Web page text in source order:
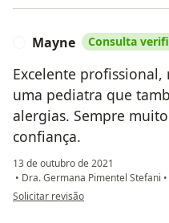
Mayne Consulta
Excelente
uma pediatra que
alergias. Sempre
confiança.
13 de outubro de 2021
• Dra. Germana Pimentel Stefani •
na opinião do utilizador Mayne
Solicitar revisão